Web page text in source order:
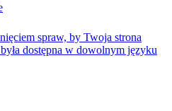
spraw, by Twoja strona
dostępna w dowolnym języku